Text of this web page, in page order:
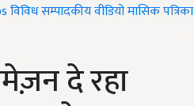
विविधसम्पादकीयवीडियोमासिक पत्रिका
दे रहा